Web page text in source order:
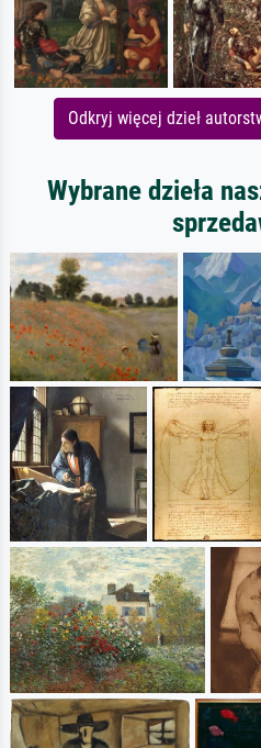
Odkryj więcej dzieł
Wybrane dzieła